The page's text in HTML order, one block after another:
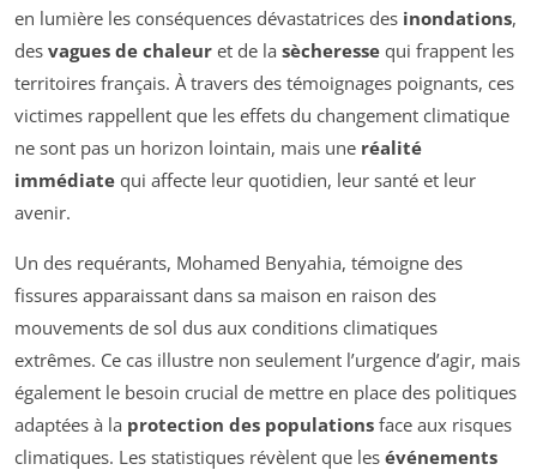
en lumière les conséquences dévastatrices des inondations,
des vagues de chaleur et de la sècheresse qui frappent les
territoires français. À travers des témoignages poignants, ces
victimes rappellent que les effets du changement climatique
ne sont pas un horizon lointain, mais une réalité
immédiate qui affecte leur quotidien, leur santé et leur
avenir.
Un des requérants, Mohamed Benyahia, témoigne des
fissures apparaissant dans sa maison en raison des
mouvements de sol dus aux conditions climatiques
extrêmes. Ce cas illustre non seulement l’urgence d’agir, mais
également le besoin crucial de mettre en place des politiques
adaptées à la protection des populations face aux risques
climatiques. Les statistiques révèlent que les événements